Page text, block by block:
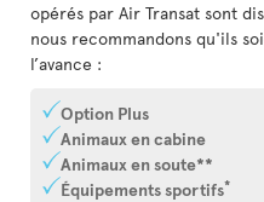
opérés par Air Transat sont
nous recommandons qu'ils
l’avance :
Option Plus
Animaux en cabine
Animaux en soute**
Équipements sportifs*